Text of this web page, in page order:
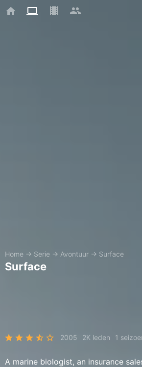
Home → Serie → Avontuur → Surface
Surface
2005 2K leden 1
A marine biologist, an insurance